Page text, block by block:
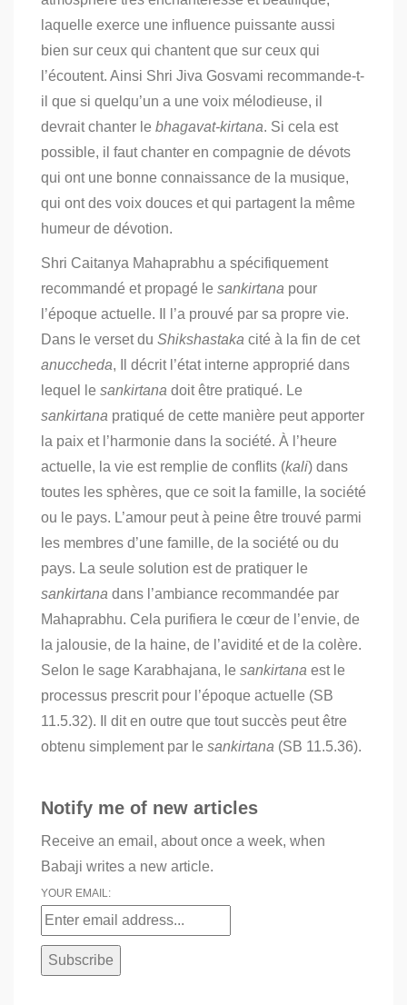
laquelle exerce une influence puissante aussi
bien sur ceux qui chantent que sur ceux qui
l’écoutent. Ainsi Shri Jiva Gosvami recommande-t-
il que si quelqu’un a une voix mélodieuse, il
devrait chanter le bhagavat-kirtana. Si cela est
possible, il faut chanter en compagnie de dévots
qui ont une bonne connaissance de la musique,
qui ont des voix douces et qui partagent la même
humeur de dévotion.
Shri Caitanya Mahaprabhu a spécifiquement
recommandé et propagé le sankirtana pour
l’époque actuelle.
Il l’a prouvé par sa propre vie.
Dans le verset du Shikshastaka cité à la fin de cet
anuccheda, Il décrit l’état interne approprié dans
lequel le sankirtana doit être pratiqué. Le
sankirtana pratiqué de cette manière peut apporter
la paix et l’harmonie dans la société. À l’heure
actuelle, la vie est remplie de conflits (kali) dans
toutes les sphères, que ce soit la famille, la société
ou le pays. L’amour peut à peine être trouvé parmi
les membres d’une famille, de la société ou du
pays. La seule solution est de pratiquer le
sankirtana dans l’ambiance recommandée par
Mahaprabhu. Cela purifiera le cœur de l’envie, de
la jalousie, de la haine, de l’avidité et de la colère.
Selon le sage Karabhajana, le sankirtana est le
processus prescrit pour l’époque actuelle (SB
11.5.32). Il dit en outre que tout succès peut être
obtenu simplement par le sankirtana (SB 11.5.36).
Notify me of new articles
Receive an email, about once a week, when
Babaji writes a new article.
YOUR EMAIL: